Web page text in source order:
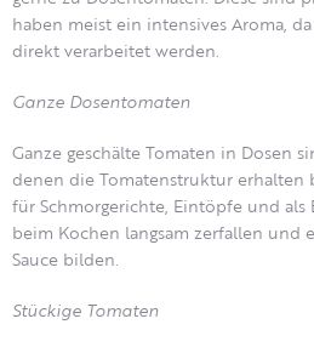
haben meist ein intensives Aroma,
direkt verarbeitet werden.
Ganze Dosentomaten
Ganze geschälte Tomaten in Dosen
denen die Tomatenstruktur erhalten
für Schmorgerichte, Eintöpfe und als
beim Kochen langsam zerfallen und
Sauce bilden.
Stückige Tomaten